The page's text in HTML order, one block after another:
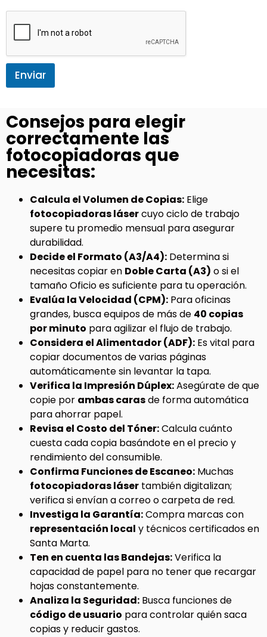
Enviar
Consejos para elegir
correctamente las
fotocopiadoras que
necesitas:
Calcula el Volumen de Copias: Elige
fotocopiadoras lásercuyo ciclo de trabajo
supere tu promedio mensual para asegurar
durabilidad.
Decide el Formato (A3/A4): Determina si
necesitas copiar en Doble Carta (A3) o si el
tamaño Oficio es suficiente para tu operación.
Evalúa la Velocidad (CPM): Para oficinas
grandes, busca equipos de más de 40 copias
por minuto para agilizar el flujo de trabajo.
Considera el Alimentador (ADF): Es vital para
copiar documentos de varias páginas
automáticamente sin levantar la tapa.
Verifica la Impresión Dúplex:Asegúrate de que
copie por ambas carasde forma automática
para ahorrar papel.
Revisa el Costo del Tóner:Calcula cuánto
cuesta cada copia basándote en el precio y
rendimiento del consumible.
Confirma Funciones de Escaneo: Muchas
fotocopiadoras láser también digitalizan;
verifica si envían a correo o carpeta de red.
Investiga la Garantía:Compra marcas con
representación local y técnicos certificados en
Santa Marta.
Ten en cuenta las Bandejas:Verifica la
capacidad de papel para no tener que recargar
hojas constantemente.
Analiza la Seguridad: Busca funciones de
código de usuario para controlar quién saca
copias y reducir gastos.